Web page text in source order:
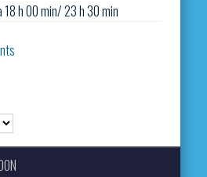
18 h 00 min/23 h 30 min